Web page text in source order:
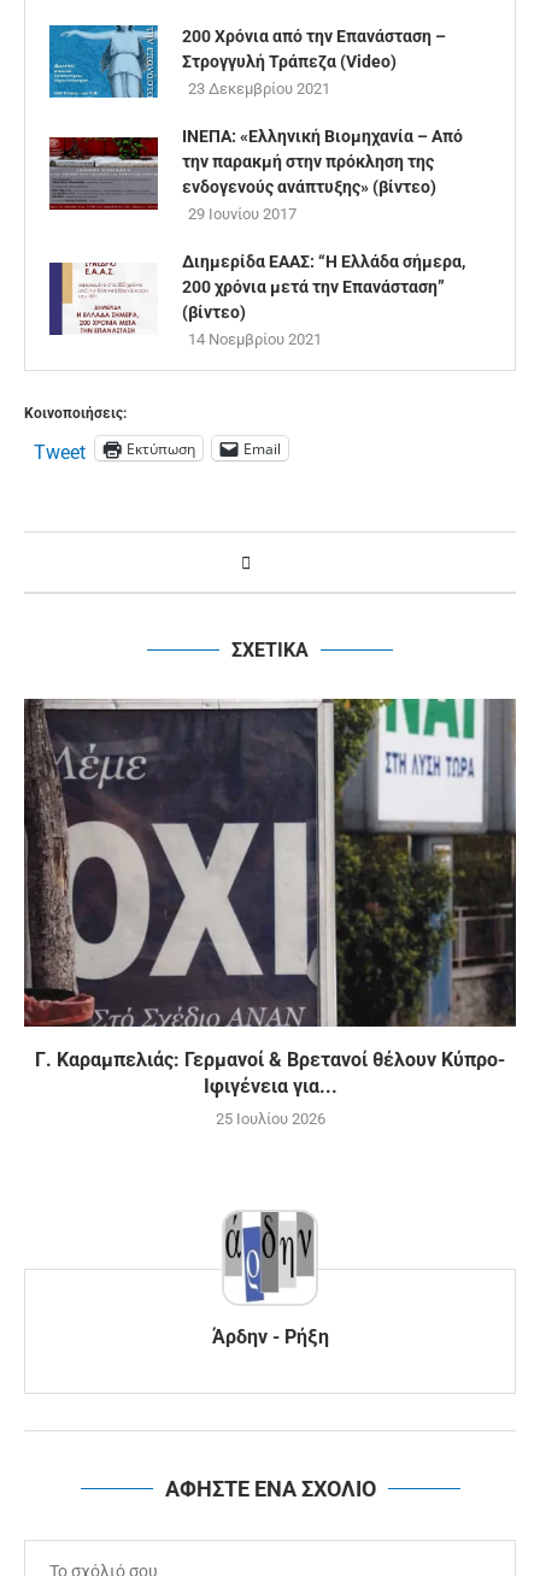
200 Χρόνια από την Επανάσταση –
Στρογγυλή Τράπεζα (Video)
23 Δεκεμβρίου 2021
IΝΕΠΑ: «Ελληνική Βιομηχανία – Από
την παρακμή στην πρόκληση της
ενδογενούς ανάπτυξης» (βίντεο)
29 Ιουνίου 2017
Διημερίδα ΕΑΑΣ: “Η Ελλάδα σήμερα,
200 χρόνια μετά την Επανάσταση”
(βίντεο)
14 Νοεμβρίου 2021
Κοινοποιήσεις:
Tweet Εκτύπωση Email
ΣΧΕΤΙΚΑ
Γ. Καραμπελιάς: Γερμανοί & Βρετανοί θέλουν Κύπρο-
Ιφιγένεια για...
25 Ιουλίου 2026
Άρδην - Ρήξη
ΑΦΗΣΤΕ ΕΝΑ ΣΧΟΛΙΟ